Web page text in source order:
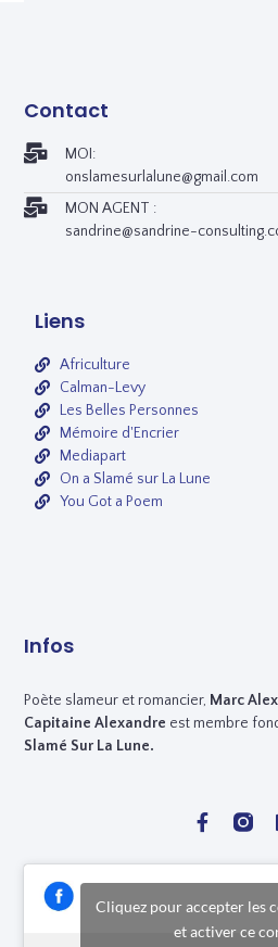
Infos
Poète slameur et romancier, Marc
Capitaine Alexandre est membre
Slamé Sur La Lune.
Cliquez pour accepter les
et activer ce
Liens
Africulture
Calman-Levy
Les Belles Personnes
Mémoire d'Encrier
Mediapart
On a Slamé sur La Lune
You Got a Poem
Contact
MOI:
onslamesurlalune@gmail.com
MON AGENT :
sandrine@sandrine-